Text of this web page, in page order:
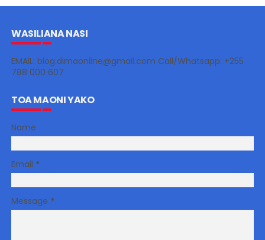
WASILIANA NASI
EMAIL: blog.dimaonline@gmail.com Call/Whatsapp: +255
788 000 607
TOA MAONI YAKO
Name
Email *
Message *